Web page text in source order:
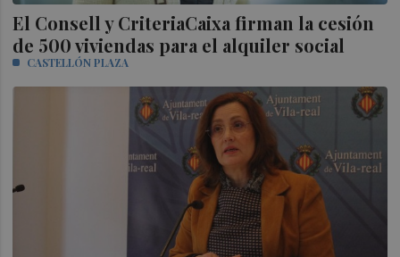
El Consell y CriteriaCaixa firman la cesión
de 500 viviendas para el alquiler social
CASTELLÓN PLAZA